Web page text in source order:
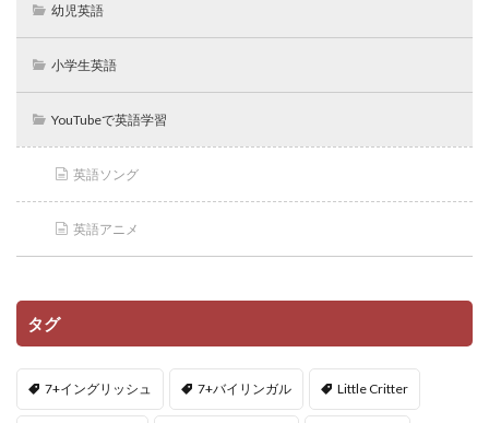
幼児英語
小学生英語
YouTubeで英語学習
英語ソング
英語アニメ
タグ
7+イングリッシュ 7+バイリンガル Little Critter